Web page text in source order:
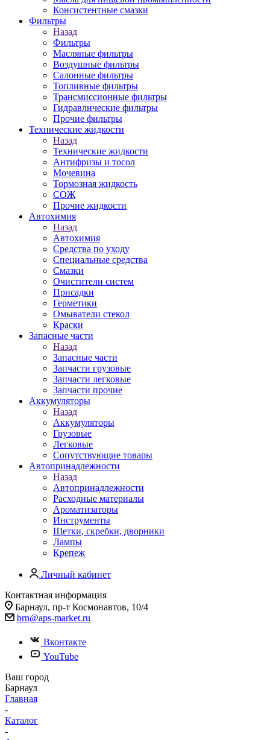
Консистентные смазки
Фильтры
Назад
Фильтры
Масляные фильтры
Воздушные фильтры
Салонные фильтры
Топливные фильтры
Трансмиссионные фильтры
Гидравлические фильтры
Прочие фильтры
Технические жидкости
Назад
Технические жидкости
Антифризы и тосол
Мочевина
Тормозная жидкость
СОЖ
Прочие жидкости
Автохимия
Назад
Автохимия
Средства по уходу
Специальные средства
Смазки
Очистители систем
Присадки
Герметики
Омыватели стекол
Краски
Запасные части
Назад
Запасные части
Запчасти грузовые
Запчасти легковые
Запчасти прочие
Аккумуляторы
Назад
Аккумуляторы
Грузовые
Легковые
Сопутствующие товары
Автопринадлежности
Назад
Автопринадлежности
Расходные материалы
Ароматизаторы
Инструменты
Щетки, скребки, дворники
Лампы
Крепеж
Личный кабинет
Контактная информация
Барнаул, пр-т Космонавтов, 10/4
brn@aps-market.ru
Вконтакте
YouTube
Ваш город
Барнаул
Главная
-
Каталог
-